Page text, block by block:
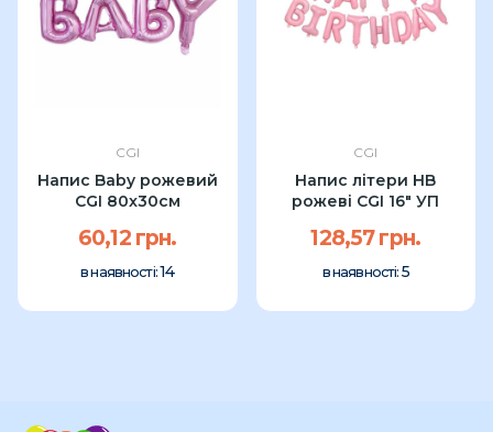
CGI
Напис Baby рожевий
CGI 80x30см
60,12 грн.
в наявності:14
CGI
Напис літери HB
рожеві CGI 16" УП
128,57 грн.
в наявності: 5